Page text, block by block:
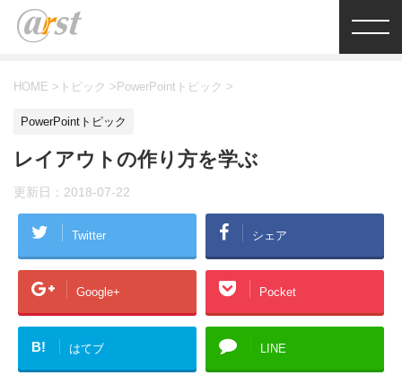
HOME > トピック > PowerPointトピック >
PowerPointトピック
レイアウトの作り方を学ぶ
更新日： 2018-07-22
Twitter シェア
Google+ Pocket
B! はてブ LINE